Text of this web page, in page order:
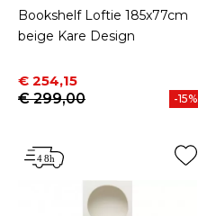
Bookshelf Loftie 185x77cm
beige Kare Design
Prijs
€ 254,15
Normale prijs
€ 299,00
-15%